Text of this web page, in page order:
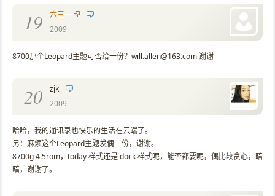
19
六三一
2009
8700那个Leopard主题可否给一份？will.allen@163.com 谢谢
20
zjk
2009
哈哈，我的通讯录也快乐的生活在云端了。
另：麻烦这个Leopard主题发偶一份，谢谢。
8700g 4.5rom，today 样式还是 dock 样式呢，能否都要呢，偶比较贪心，暗
暗，谢谢了。